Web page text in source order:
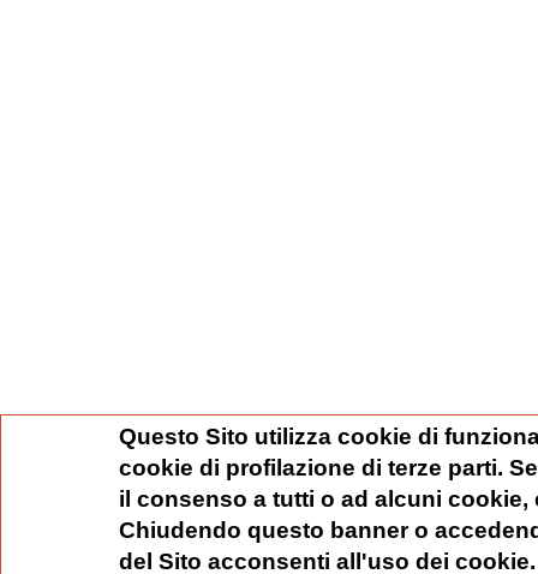
Questo Sito utilizza cookie di
cookie di profilazione di terze parti.
il consenso a tutti o ad alcuni
Chiudendo questo banner o
del Sito acconsenti all'uso dei cookie.